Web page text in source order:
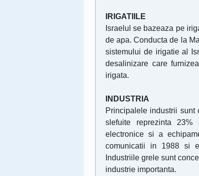
IRIGATIILE
Israelul se bazeaza pe
de apa. Conducta de la
sistemului de irigatie al
desalinizare care
irigata.
INDUSTRIA
Principalele industrii sunt
slefuite reprezinta
electronice si a
comunicatii in 1988 si
Industriile grele sunt
industrie importanta.